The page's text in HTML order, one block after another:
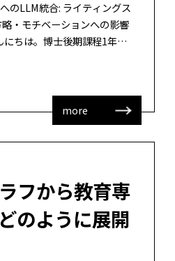
のLLM統合: ライティングス
・モチベーションへの影響
にちは。博士後期課程1年の
献ゼミで読んだ論文を紹介
： […]
more
フから教育専
のように展開